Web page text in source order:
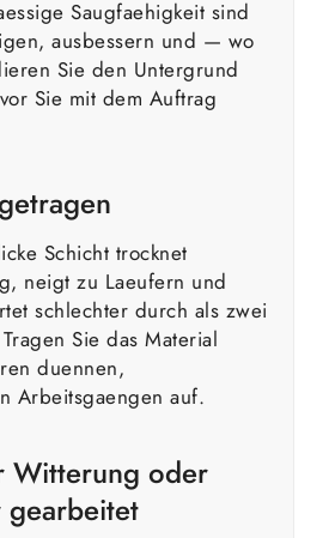
Saugfaehigkeit sind
ausbessern und — wo
Sie den Untergrund
Sie mit dem Auftrag
Schicht trocknet
neigt zu Laeufern und
schlechter durch als zwei
Sie das Material
duennen,
Arbeitsgaengen auf.
Witterung oder
gearbeitet